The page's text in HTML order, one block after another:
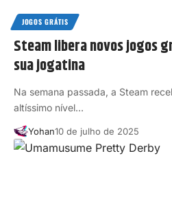
JOGOS GRÁTIS
Steam libera novos jogos
sua jogatina
Na semana passada, a Steam
altíssimo nível…
Yohan10 de julho de 2025